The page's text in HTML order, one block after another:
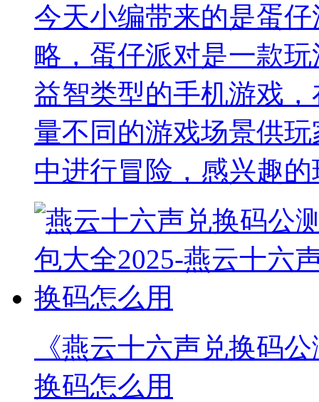
今天小编带来的是蛋
略，蛋仔派对是一款
益智类型的手机游戏
量不同的游戏场景供
中进行冒险，感兴趣
《燕云十六声兑换码
换码怎么用